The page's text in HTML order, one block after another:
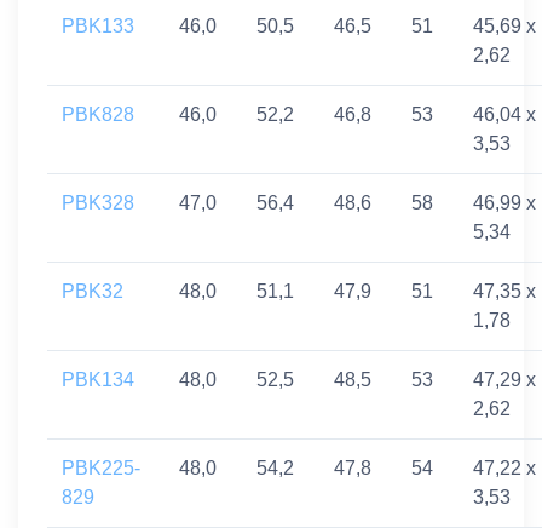
PBK133 46,0 50,5 46,5 51
45,69 x
2,62
PBK828 46,0 52,2 46,8 53
46,04 x
3,53
PBK328 47,0 56,4 48,6 58
46,99 x
5,34
PBK32 48,0 51,1 47,9 51
47,35 x
1,78
PBK134 48,0 52,5 48,5 53
47,29 x
2,62
PBK225-
829
48,0 54,2 47,8 54
47,22 x
3,53